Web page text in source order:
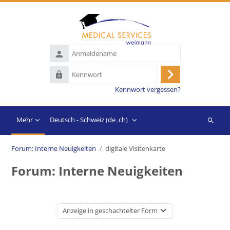
Anmeldename
Kennwort
Anmelden
Kennwort vergessen?
Mehr Deutsch - Schweiz ‎(de_ch)‎
Suchen
Forum: Interne Neuigkeiten digitale Visitenkarte
Forum: Interne Neuigkeiten
Anzeigemodus